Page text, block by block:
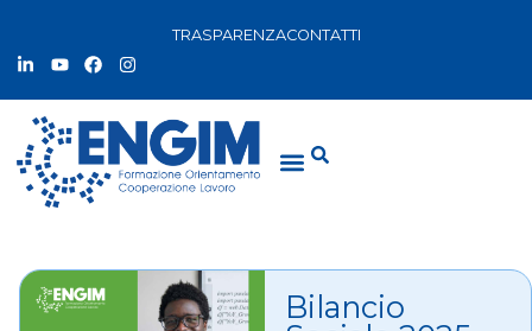
TRASPARENZACONTATTI
Bilancio